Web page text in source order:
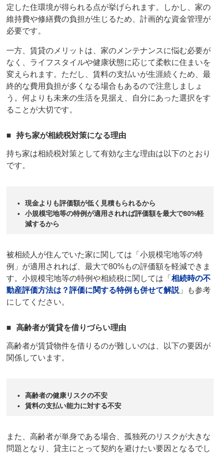
定した住環境が得られる点が挙げられます。しかし、家の
維持費や修繕費の負担が生じるため、計画的な資金管理が
必要です。
一方、賃貸のメリットは、家のメンテナンスに悩む必要が
なく、ライフスタイルや健康状態に応じて柔軟に住まいを
変えられます。ただし、賃料の支払いが生涯続くため、最
終的な費用負担が多くなる場合もあるので注意しましょ
う。何よりも未来の生活を見据え、自分にあった選択をす
ることが大切です。
持ち家が相続税対策になる理由
持ち家は相続税対策として有効な主な理由は以下のとおり
です。
現金よりも評価額が低く見積もられるから
小規模宅地等の特例が適用されれば評価額を最大で80%軽
減するから
被相続人が住んでいた家に関しては「小規模宅地等の特
例」が適用されれば、最大で80%もの評価額を軽減できま
す。小規模宅地等の特例や相続税に関しては「相続時の不
動産評価方法は？評価に関する特例も併せて解説」も参考
にしてください。
高齢者が賃貸を借りづらい理由
高齢者が賃貸物件を借りるのが難しいのは、以下の要因が
関係しています。
高齢者の健康リスクの不安
賃料の支払い能力に対する不安
また、高齢者が単身である場合、孤独死のリスクが大きな
問題となり、貸主にとって契約を避けたい要因となるでし